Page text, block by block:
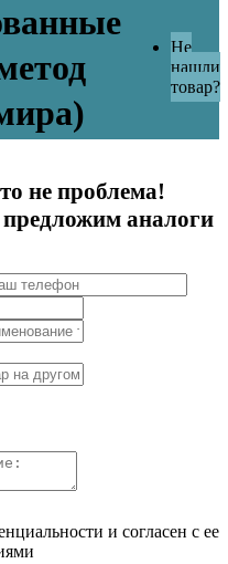
Не
нашли
товар?
не проблема!
аналоги
и согласен с ее